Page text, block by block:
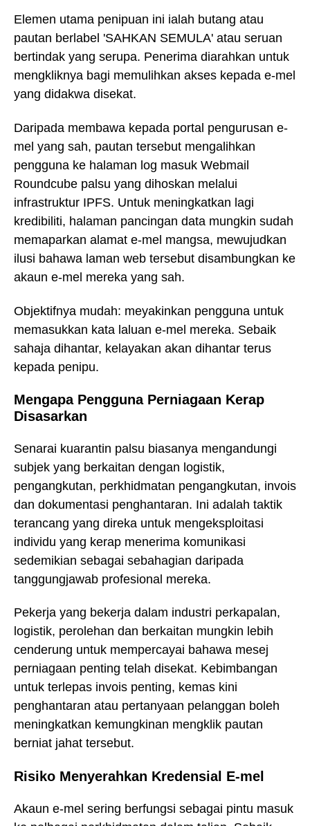
Elemen utama penipuan ini ialah butang atau
pautan berlabel 'SAHKAN SEMULA' atau seruan
bertindak yang serupa. Penerima diarahkan untuk
mengkliknya bagi memulihkan akses kepada e-mel
yang didakwa disekat.
Daripada membawa kepada portal pengurusan e-
mel yang sah, pautan tersebut mengalihkan
pengguna ke halaman log masuk Webmail
Roundcube palsu yang dihoskan melalui
infrastruktur IPFS. Untuk meningkatkan lagi
kredibiliti, halaman pancingan data mungkin sudah
memaparkan alamat e-mel mangsa, mewujudkan
ilusi bahawa laman web tersebut disambungkan ke
akaun e-mel mereka yang sah.
Objektifnya mudah: meyakinkan pengguna untuk
memasukkan kata laluan e-mel mereka. Sebaik
sahaja dihantar, kelayakan akan dihantar terus
kepada penipu.
Mengapa Pengguna Perniagaan Kerap
Disasarkan
Senarai kuarantin palsu biasanya mengandungi
subjek yang berkaitan dengan logistik,
pengangkutan, perkhidmatan pengangkutan, invois
dan dokumentasi penghantaran. Ini adalah taktik
terancang yang direka untuk mengeksploitasi
individu yang kerap menerima komunikasi
sedemikian sebagai sebahagian daripada
tanggungjawab profesional mereka.
Pekerja yang bekerja dalam industri perkapalan,
logistik, perolehan dan berkaitan mungkin lebih
cenderung untuk mempercayai bahawa mesej
perniagaan penting telah disekat. Kebimbangan
untuk terlepas invois penting, kemas kini
penghantaran atau pertanyaan pelanggan boleh
meningkatkan kemungkinan mengklik pautan
berniat jahat tersebut.
Risiko Menyerahkan Kredensial E-mel
Akaun e-mel sering berfungsi sebagai pintu masuk